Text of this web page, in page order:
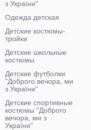
з України"
Одежда детская
Детские костюмы-
тройки
Детские школьные
костюмы
Детские футболки
"Доброго вечора, ми
з України"
Детские спортивные
костюмы "Доброго
вечора, ми з
України"